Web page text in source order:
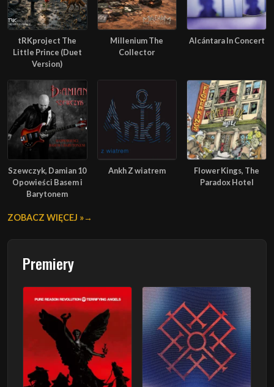
tRKproject The
Little Prince (Duet
Version)
Millenium The
Collector
Alcántara In Concert
Szewczyk, Damian 10
Opowieści Basem i
Barytonem
Ankh Z wiatrem
Flower Kings, The
Paradox Hotel
ZOBACZ WIĘCEJ »
Premiery